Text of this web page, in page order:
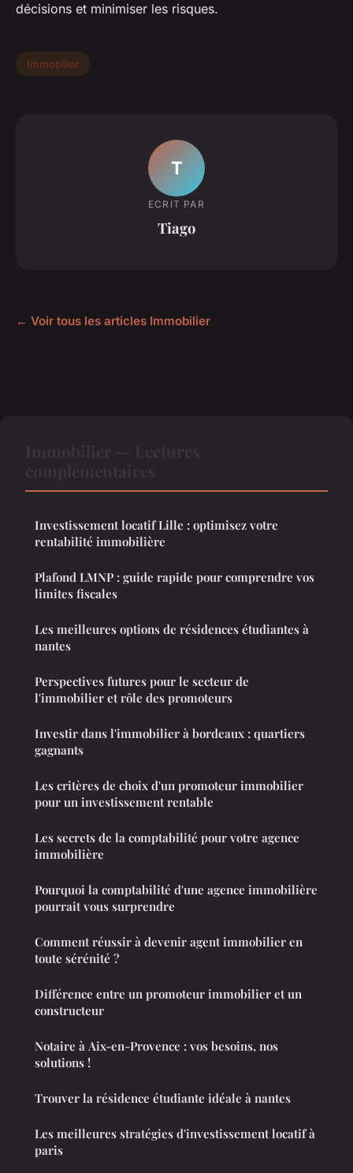
décisions et minimiser les risques.
Immobilier
T
ECRIT PAR
Tiago
← Voir tous les articles Immobilier
Investissement locatif Lille : optimisez votre
rentabilité immobilière
Plafond LMNP : guide rapide pour comprendre vos
limites fiscales
Les meilleures options de résidences étudiantes à
nantes
Perspectives futures pour le secteur de
l'immobilier et rôle des promoteurs
Investir dans l'immobilier à bordeaux : quartiers
gagnants
Les critères de choix d'un promoteur immobilier
pour un investissement rentable
Les secrets de la comptabilité pour votre agence
immobilière
Pourquoi la comptabilité d'une agence immobilière
pourrait vous surprendre
Comment réussir à devenir agent immobilier en
toute sérénité ?
Différence entre un promoteur immobilier et un
constructeur
Notaire à Aix-en-Provence : vos besoins, nos
solutions !
Trouver la résidence étudiante idéale à nantes
Les meilleures stratégies d'investissement locatif à
paris